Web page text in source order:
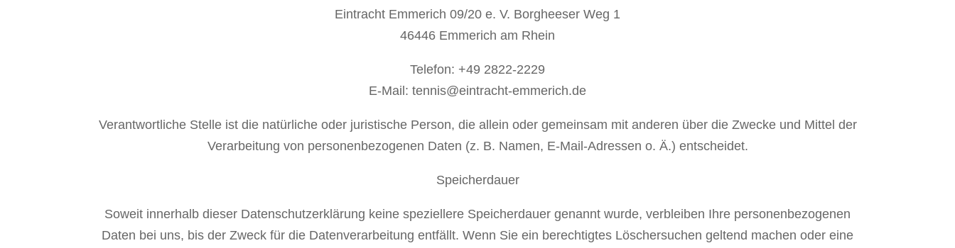
Eintracht Emmerich 09/20 e. V. Borgheeser Weg 1
46446 Emmerich am Rhein
Telefon: +49 2822-2229
E-Mail: tennis@eintracht-emmerich.de
Verantwortliche Stelle ist die natürliche oder juristische Person, die allein oder gemeinsam mit anderen über die Zwecke und Mittel der
Verarbeitung von personenbezogenen Daten (z. B. Namen, E-Mail-Adressen o. Ä.) entscheidet.
Speicherdauer
Soweit innerhalb dieser Datenschutzerklärung keine speziellere Speicherdauer genannt wurde, verbleiben Ihre personenbezogenen
Daten bei uns, bis der Zweck für die Datenverarbeitung entfällt. Wenn Sie ein berechtigtes Löschersuchen geltend machen oder eine